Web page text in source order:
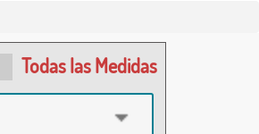
Todas las Medidas